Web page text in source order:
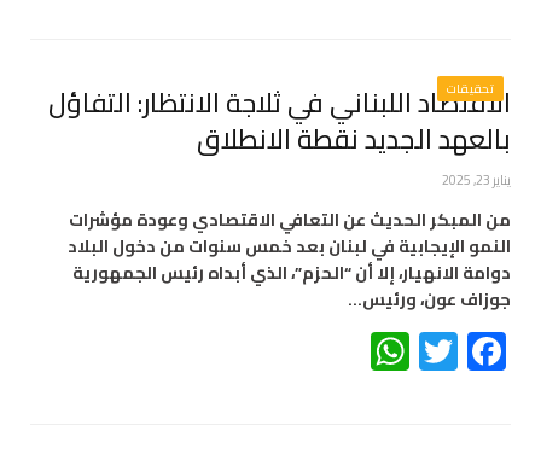
تحقيقات
الاقتصاد اللبناني في ثلاجة الانتظار: التفاؤل
بالعهد الجديد نقطة الانطلاق
يناير 23, 2025
من المبكر الحديث عن التعافي الاقتصادي وعودة مؤشرات
النمو الإيجابية في لبنان بعد خمس سنوات من دخول البلاد
دوامة الانهيار، إلا أن “الحزم”، الذي أبداه رئيس الجمهورية
جوزاف عون، ورئيس…
Facebook
Twitter